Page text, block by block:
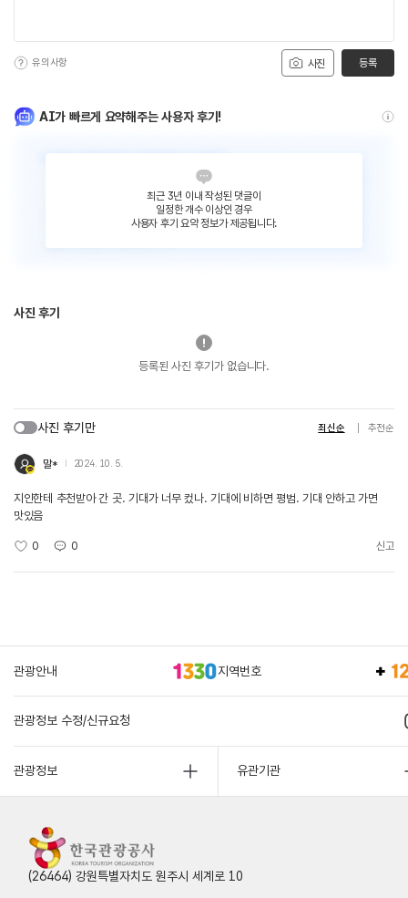
사진
유의사항 등록
AI가 빠르게 요약해주는 사용자 후기!
최근 3년 이내 작성된 댓글이
일정한 개수 이상인 경우
사용자 후기 요약 정보가 제공됩니다.
사진 후기
등록된 사진 후기가 없습니다.
사진 후기만 최신순 추천순
말* 2024. 10. 5.
지인한테 추천받아 간 곳. 기대가 너무 컸나. 기대에 비하면 평범. 기대 안하고 가면
맛있음
0 0 신고
관광안내 지역번호
관광정보 수정/신규요청
관광정보 유관기관
(26464) 강원특별자치도 원주시 세계로 10